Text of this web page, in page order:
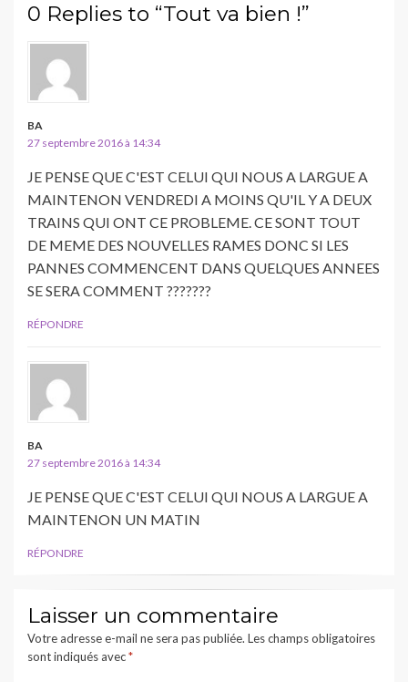
0 Replies to “Tout va bien !”
BA
27 septembre 2016 à 14:34
JE PENSE QUE C'EST CELUI QUI NOUS A LARGUE A
MAINTENON VENDREDI A MOINS QU'IL Y A DEUX
TRAINS QUI ONT CE PROBLEME. CE SONT TOUT
DE MEME DES NOUVELLES RAMES DONC SI LES
PANNES COMMENCENT DANS QUELQUES ANNEES
SE SERA COMMENT ???????
RÉPONDRE
BA
27 septembre 2016 à 14:34
JE PENSE QUE C'EST CELUI QUI NOUS A LARGUE A
MAINTENON UN MATIN
RÉPONDRE
Laisser un commentaire
Votre adresse e-mail ne sera pas publiée. Les champs obligatoires
sont indiqués avec*